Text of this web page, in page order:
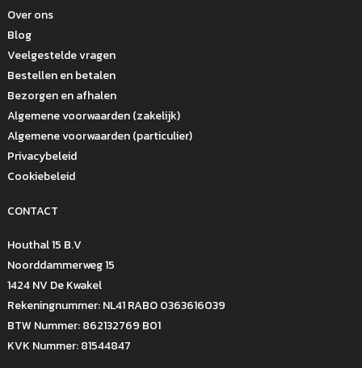
Over ons
Blog
Veelgestelde vragen
Bestellen en betalen
Bezorgen en afhalen
Algemene voorwaarden (zakelijk)
Algemene voorwaarden (particulier)
Privacybeleid
Cookiebeleid
CONTACT
Houthal 15 B.V
Noorddammerweg 15
1424 NV De Kwakel
Rekeningnummer: NL41 RABO 0363616039
BTW Nummer: 862132769 B01
KVK Nummer: 81544847